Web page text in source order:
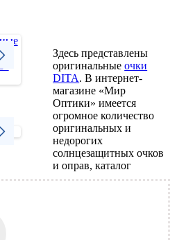
Здесь представлены
оригинальныеочки
DITA. В интернет-
магазине «Мир
Оптики» имеется
огромное количество
оригинальных и
недорогих
солнцезащитных очков
и оправ, каталог